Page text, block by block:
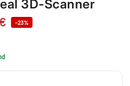
3D-Scanner
-23%